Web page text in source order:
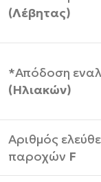
(Λέβητας)
*Απόδοση
(Ηλιακών)
Αριθμός
παροχών F